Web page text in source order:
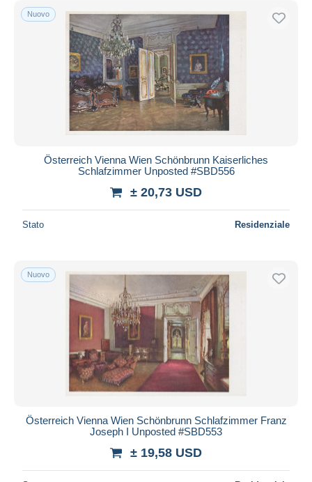
Nuovo
Österreich Vienna Wien Schönbrunn Kaiserliches
Schlafzimmer Unposted #SBD556
± 20,73 USD
Stato Residenziale
Nuovo
Österreich Vienna Wien Schönbrunn Schlafzimmer Franz
Joseph I Unposted #SBD553
± 19,58 USD